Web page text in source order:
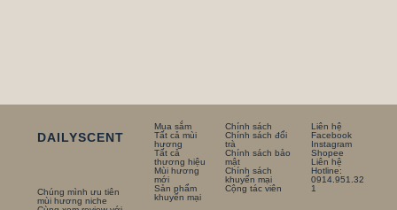
DAILYSCENT
Chúng mình ưu tiên
mùi hương niche
Mua sắm
Tất cả mùi
hương
Tất cả
thương hiệu
Mùi hương
mới
Sản phẩm
khuyến mại
Chính sách
Chính sách đổi
trà
Chính sách bảo
mật
Chính sách
khuyến mại
Cộng tác viên
Liên hệ
Facebook
Instagram
Shopee
Liên hệ
Hotline:
0914.951.32
1